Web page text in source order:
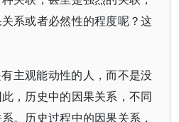
系或者必然性的程度呢？这
主观能动性的人，而不是没
，历史中的因果关系，不同
。历史过程中的因果关系，